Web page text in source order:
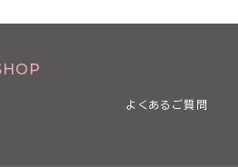
よくあるご質問